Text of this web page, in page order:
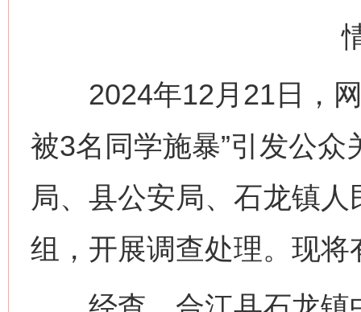
2024年12月21日，网
被3名同学施暴”引发公
局、县公安局、石龙镇
组，开展调查处理。现